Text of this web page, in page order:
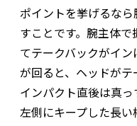
ポイントを挙げるな
すことです。腕主体
てテークバックがイ
が回ると、ヘッドがテ
インパクト直後は真
左側にキープした長い